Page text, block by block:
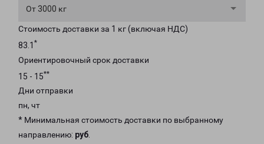
От 3000 кг
Стоимость доставки за 1 кг (включая НДС)
83.1 *
Ориентировочный срок доставки
15 - 15**
Дни отправки
пн, чт
* Минимальная стоимость доставки по выбранному
направлению: руб.